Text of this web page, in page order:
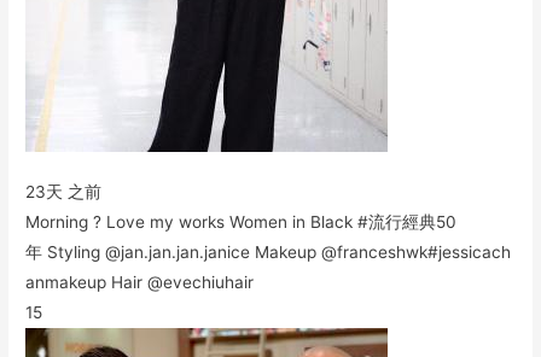
23天 之前
Morning ? Love my works Women in Black #流行經典50
年 Styling @jan.jan.jan.janice Makeup @franceshwk#jessicach
anmakeup Hair @evechiuhair
15